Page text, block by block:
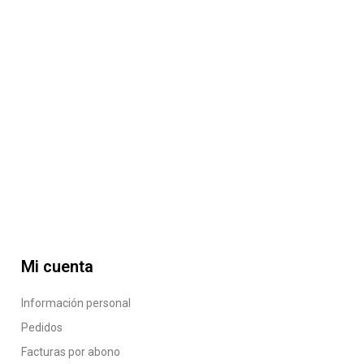
Mi cuenta
Información personal
Pedidos
Facturas por abono